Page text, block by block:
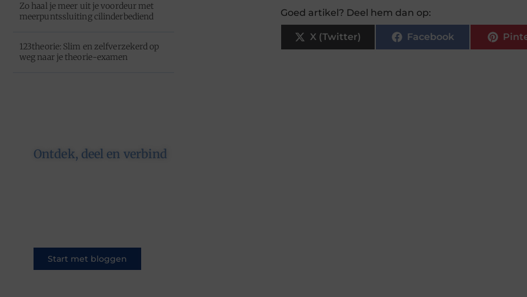
Zo haal je meer uit je voordeur met
meerpuntssluiting cilinderbediend
123theorie: Slim en zelfverzekerd op
weg naar je theorie-examen
Ontdek, deel en verbind
Start met bloggen
Goed artikel? Deel hem dan op:
X (Twitter) Facebook